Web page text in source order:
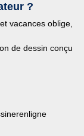
?
vacances oblige,
de dessin conçu